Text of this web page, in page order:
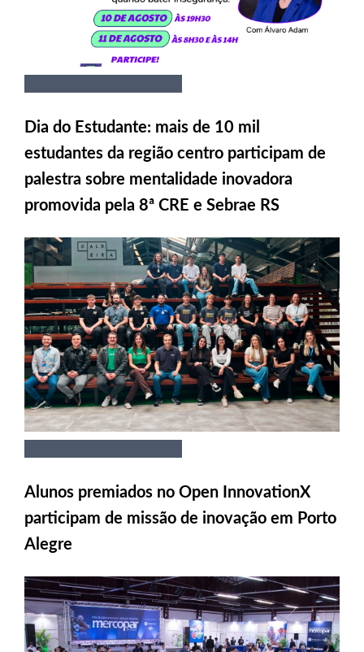
Dia do Estudante: mais de 10 mil
estudantes da região centro participam de
palestra sobre mentalidade inovadora
promovida pela 8ª CRE e Sebrae RS
Alunos premiados no Open InnovationX
participam de missão de inovação em Porto
Alegre